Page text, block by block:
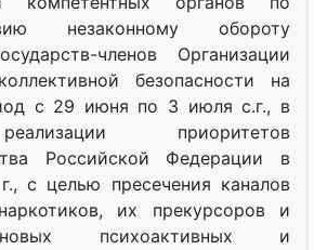
незаконному обороту
членов Организации
безопасности на
с 29 июня по 3 июля с.г., в
приоритетов
Российской Федерации в
с целью пресечения каналов
их прекурсоров и
психоактивных и